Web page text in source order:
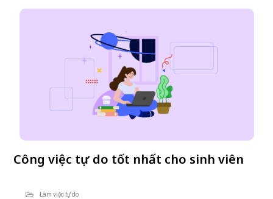
Công việc tự do tốt nhất cho sinh viên
Làm việc tự do